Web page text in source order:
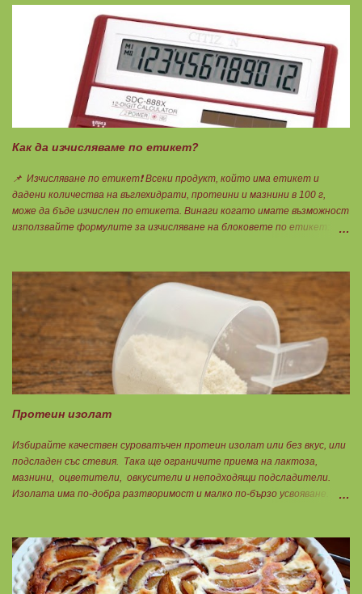
количество излишни мазнини като други омеги 6 и 9, и разни
наситени мазнини. Трябва да търсите на етикета от какви риби е
маслото. От по-дребни видове преработка е по-щадяща.
Технологията на пречистване и концентрация на рибеното масло до
омега-3 мастни киселини е различна. Крайната форма е или етил-
естерна от молекулярното пречистване, или триглицеридна чрез
обратен процес на реестеризация. Винаги избирайте
Как да изчисляваме по етикет?
📌 Изчисляване по етикет❗ Всеки продукт, който има етикет и
дадени количества на въглехидрати, протеини и мазнини в 100 г,
може да бъде изчислен по етикета. Винаги когато имате възможност
използвайте формулите за изчисляване на блоковете по етикет:
въглехидрати в 100 г = количеството въглехидрати за 1 блок.
Мазнини: 150 : количеството мазнини в 100 г продукт = мазнините за
1 блок.
Протеин изолат
Избирайте качествен суроватъчен протеин изолат или без вкус, или
подсладен със стевия. Така ще ограничите приема на лактоза,
мазнини, оцветители, овкусители и неподходящи подсладители.
Изолата има по-добра разтворимост и малко по-бързо усвояване.
филтрация при качествените продукти отстранява млечната захар
и по този начин се избягват проблемите със алергии, задържане на
вода, подуване на стомаха, диария или друг тип дискомфорт.